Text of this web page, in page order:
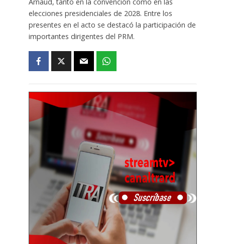
elecciones presidenciales de 2028. Entre los
presentes en el acto se destacó la participación de
importantes dirigentes del PRM.